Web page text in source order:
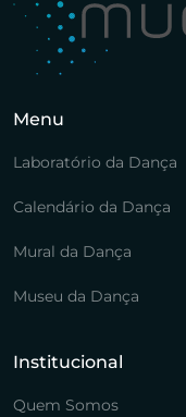
Menu
Laboratório da Dança
Calendário da Dança
Mural da Dança
Museu da Dança
Institucional
Quem Somos